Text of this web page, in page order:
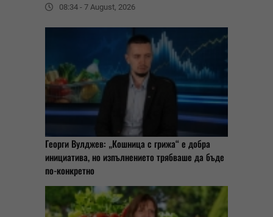
08:34 - 7 August, 2026
Георги Вулджев: „Кошница с грижа“ е добра
инициатива, но изпълнението трябваше да бъде
по-конкретно